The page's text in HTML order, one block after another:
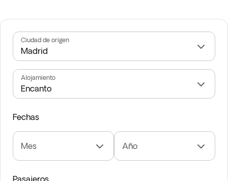
Ciudad de origen
Alojamiento
Fechas
Mes Año
Pasajeros